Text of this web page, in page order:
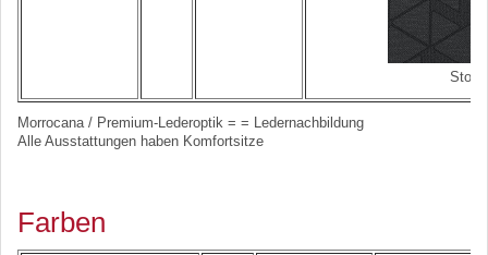
Stoff
Morrocana / Premium-Lederoptik = = Ledernachbildung
Alle Ausstattungen haben Komfortsitze
Farben